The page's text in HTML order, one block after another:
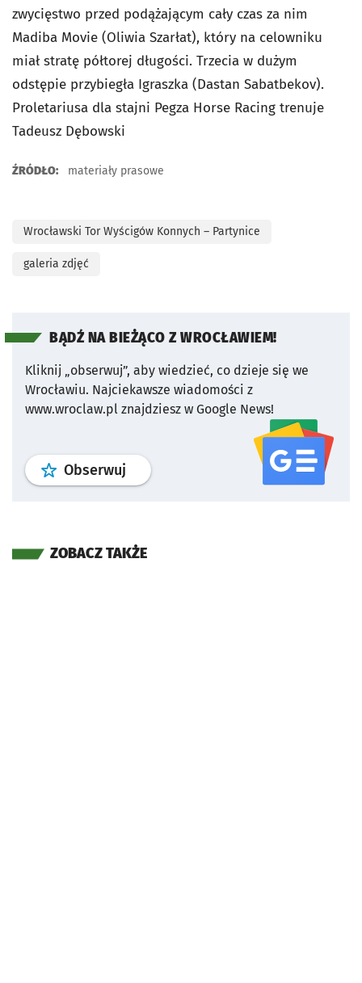
zwycięstwo przed podążającym cały czas za nim
Madiba Movie (Oliwia Szarłat), który na celowniku
miał stratę półtorej długości. Trzecia w dużym
odstępie przybiegła Igraszka (Dastan Sabatbekov).
Proletariusa dla stajni Pegza Horse Racing trenuje
Tadeusz Dębowski
ŹRÓDŁO: materiały prasowe
Wrocławski Tor Wyścigów Konnych – Partynice
galeria zdjęć
BĄDŹ NA BIEŻĄCO Z WROCŁAWIEM!
Kliknij „obserwuj”, aby wiedzieć, co dzieje się we
Wrocławiu. Najciekawsze wiadomości z
www.wroclaw.pl znajdziesz w Google News!
Obserwuj profil serwisu
ZOBACZ TAKŻE